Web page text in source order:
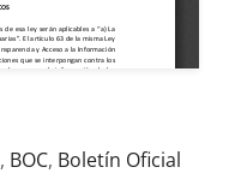
, BOC, Boletín Oficial